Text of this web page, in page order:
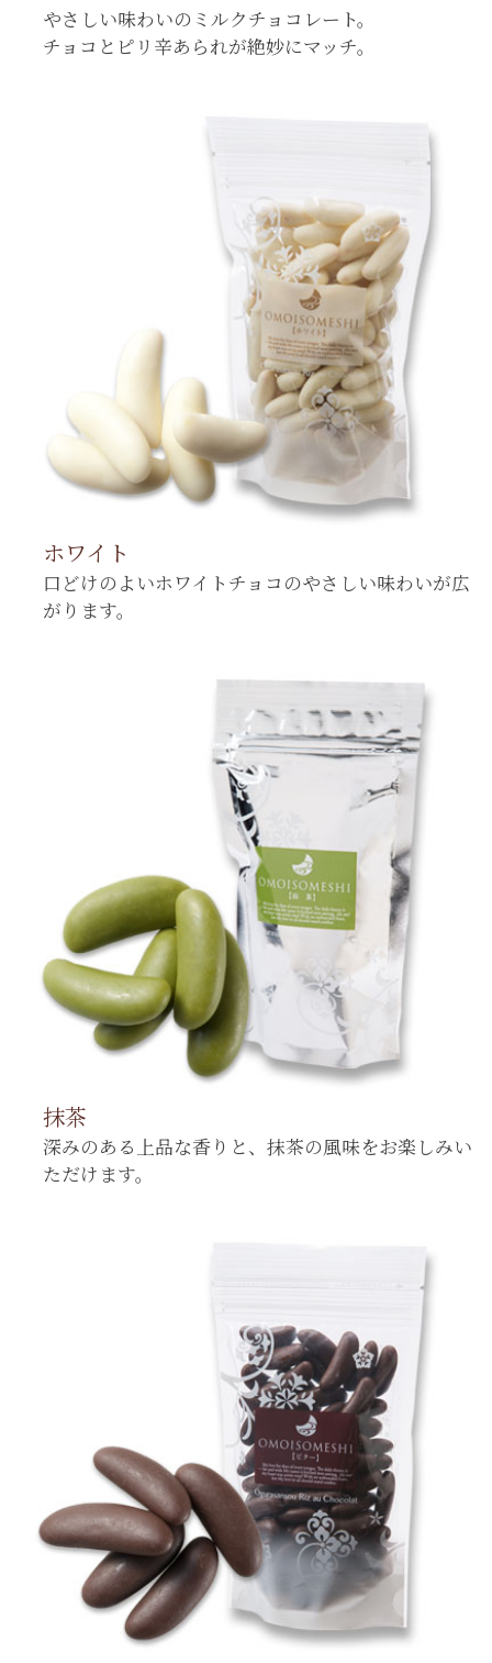
やさしい味わいのミルクチョコレート。
チョコとピリ辛あられが絶妙にマッチ。
ホワイト
口どけのよいホワイトチョコのやさしい味わいが広
がります。
抹茶
深みのある上品な香りと、抹茶の風味をお楽しみい
ただけます。